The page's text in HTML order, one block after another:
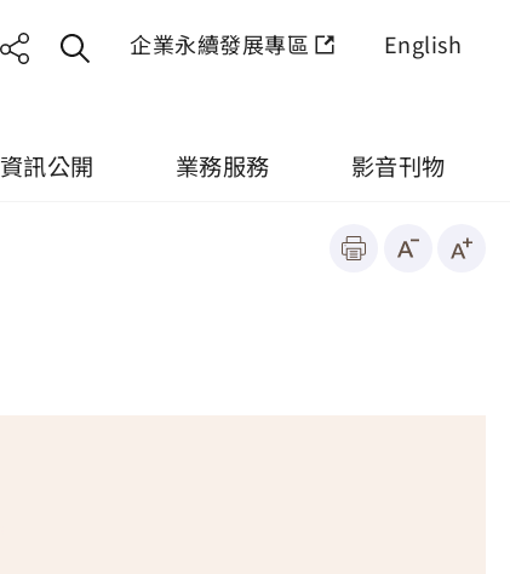
企業永續發展專區 English
資訊公開 業務服務 影音刊物